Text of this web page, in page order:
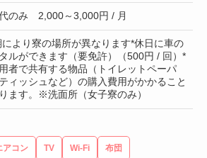
のみ 2,000～3,000円 / 月
により寮の場所が異なります*休日に車の
ルができます（要免許）（500円 / 回）*
者で共有する物品（トイレットペーパ
ィッシュなど）の購入費用がかかること
ます。※洗面所（女子寮のみ）
アコン TV Wi-Fi 布団